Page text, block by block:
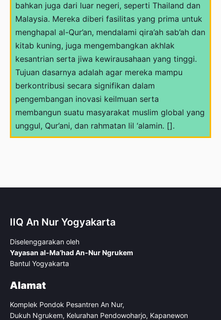
bahkan juga dari luar negeri, seperti Thailand dan
Malaysia. Mereka diberi fasilitas yang prima untuk
menghapal al-Qur’an, mendalami qira’ah sab’ah dan
kitab kuning, juga mengembangkan akhlak
kesantrian serta jiwa kewirausahaan yang tinggi.
Tujuan dasarnya adalah agar mereka mampu
berkontribusi secara signifikan dalam
pengembangan inovasi keilmuan serta
membangun suatu masyarakat muslim global yang
unggul, Qur’ani, dan rahmatan lil ‘alamin. [].
IIQ An Nur Yogyakarta
Diselenggarakan oleh
Yayasan al-Ma’had An-Nur Ngrukem
Bantul Yogyakarta
Alamat
Komplek Pondok Pesantren An Nur,
Dukuh Ngrukem, Kelurahan Pendowoharjo, Kapanewon